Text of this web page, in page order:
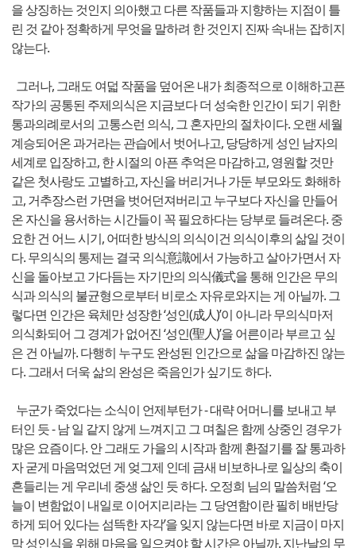
을 상징하는 것인지 의아했고 다른 작품들과 지향하는 지점이 틀
린 것 같아 정확하게 무엇을 말하려 한 것인지 진짜 속내는 잡히지
않는다.
그러나, 그래도 여덟 작품을 덮어온 내가 최종적으로 이해하고픈
작가의 공통된 주제의식은 지금보다 더 성숙한 인간이 되기 위한
통과의례로서의 고통스런 의식, 그 혼자만의 절차이다. 오랜 세월
계승되어온 과거라는 관습에서 벗어나고, 당당하게 성인 남자의
세계로 입장하고, 한 시절의 아픈 추억은 마감하고, 영원할 것만
같은 첫사랑도 고별하고, 자신을 버리거나 가둔 부모와도 화해하
고, 거추장스런 가면을 벗어던져버리고 누구보다 자신을 만들어
온 자신을 용서하는 시간들이 꼭 필요하다는 당부로 들려온다. 중
요한 건 어느 시기, 어떠한 방식의 의식이건 의식이후의 삶일 것이
다. 무의식의 통제는 결국 의식意識에서 가능하고 살아가면서 자
신을 돌아보고 가다듬는 자기만의 의식儀式을 통해 인간은 무의
식과 의식의 불균형으로부터 비로소 자유로와지는 게 아닐까. 그
렇다면 인간은 육체만 성장한 ‘성인(成人)’이 아니라 무의식마저
의식화되어 그 경계가 없어진 ‘성인(聖人)’을 어른이라 부르고 싶
은 건 아닐까. 다행히 누구도 완성된 인간으로 삶을 마감하진 않는
다. 그래서 더욱 삶의 완성은 죽음인가 싶기도 하다.
누군가 죽었다는 소식이 언제부턴가 - 대략 어머니를 보내고 부
터인 듯 - 남 일 같지 않게 느껴지고 그 며칠은 함께 상중인 경우가
많은 요즘이다. 안 그래도 가을의 시작과 함께 환절기를 잘 통과하
자 굳게 마음먹었던 게 엊그제 인데 금새 비보하나로 일상의 축이
흔들리는 게 우리네 중생 삶인 듯 하다. 오정희 님의 말씀처럼 ‘오
늘이 변함없이 내일로 이어지리라는 그 당연함이란 필히 배반당
하게 되어 있다는 섬뜩한 자각’을 잊지 않는다면 바로 지금이 마지
막 성인식을 위해 마음을 일으켜야 할 시간은 아닐까. 지난날의 무